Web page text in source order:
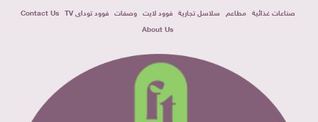
صناعات غذائية مطاعم سلاسل تجارية فوود لايت وصفات فوود توداى TV
Contact Us
About Us